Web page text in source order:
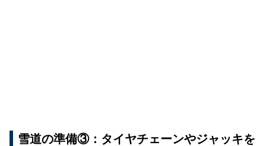
雪道の準備③：タイヤチェーンやジャッキを